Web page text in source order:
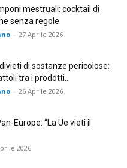
mestruali: cocktail di
senza regole
- 27 Aprile 2026
di sostanze pericolose:
tra i prodotti...
- 26 Aprile 2026
Europe: “La Ue vieti il
2026